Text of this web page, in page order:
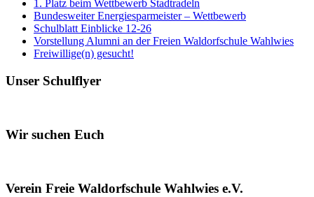
1. Platz beim Wettbewerb Stadtradeln
Bundesweiter Energiesparmeister – Wettbewerb
Schulblatt Einblicke 12-26
Vorstellung Alumni an der Freien Waldorfschule Wahlwies
Freiwillige(n) gesucht!
Unser Schulflyer
Wir suchen Euch
Verein Freie Waldorfschule Wahlwies e.V.